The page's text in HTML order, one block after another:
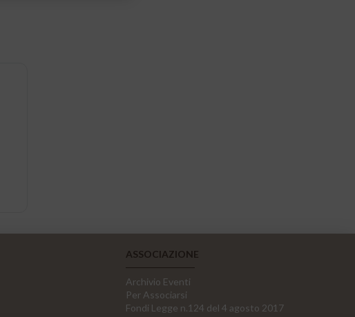
ASSOCIAZIONE
Archivio Eventi
Per Associarsi
Fondi Legge n.124 del 4 agosto 2017